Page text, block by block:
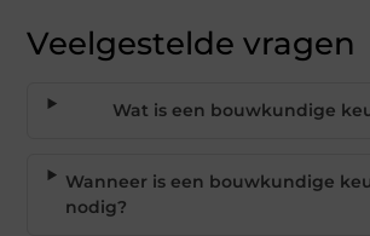
Veelgestelde vragen
Wat is een bouwkundige
Wanneer is een bouwkundige
nodig?